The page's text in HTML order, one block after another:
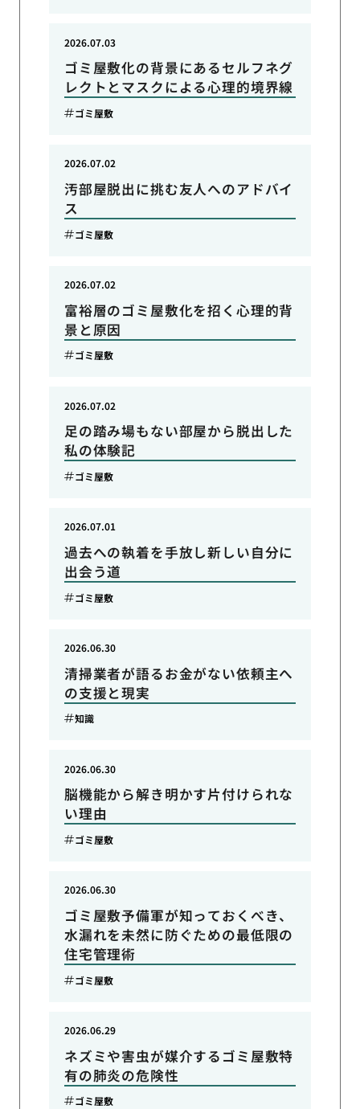
ゴミ屋敷化の背景にあるセルフネグ
レクトとマスクによる心理的境界線
2026.07.03
ゴミ屋敷
汚部屋脱出に挑む友人へのアドバイ
ス
2026.07.02
ゴミ屋敷
富裕層のゴミ屋敷化を招く心理的背
景と原因
2026.07.02
ゴミ屋敷
足の踏み場もない部屋から脱出した
私の体験記
2026.07.02
ゴミ屋敷
過去への執着を手放し新しい自分に
出会う道
2026.07.01
ゴミ屋敷
清掃業者が語るお金がない依頼主へ
の支援と現実
2026.06.30
知識
脳機能から解き明かす片付けられな
い理由
2026.06.30
ゴミ屋敷
ゴミ屋敷予備軍が知っておくべき、
水漏れを未然に防ぐための最低限の
住宅管理術
2026.06.30
ゴミ屋敷
ネズミや害虫が媒介するゴミ屋敷特
有の肺炎の危険性
2026.06.29
ゴミ屋敷